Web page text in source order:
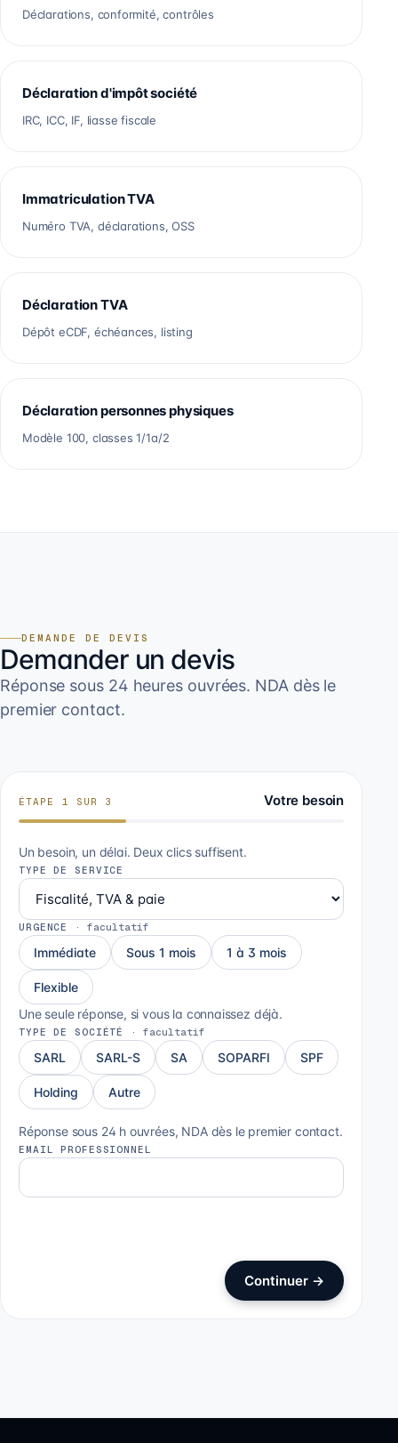
Déclarations, conformité, contrôles
Déclaration d'impôt société
IRC, ICC, IF, liasse fiscale
Immatriculation TVA
Numéro TVA, déclarations, OSS
Déclaration TVA
Dépôt eCDF, échéances, listing
Déclaration personnes physiques
Modèle 100, classes 1/1a/2
DEMANDE DE DEVIS
Demander un devis
Réponse sous 24 heures ouvrées. NDA dès le
premier contact.
ÉTAPE 1 SUR 3 Votre besoin
Un besoin, un délai. Deux clics suffisent.
TYPE DE SERVICE
URGENCE ·facultatif
Immédiate Sous 1 mois 1 à 3 mois
Flexible
Une seule réponse, si vous la connaissez déjà.
TYPE DE SOCIÉTÉ ·facultatif
SARL SARL-S SA SOPARFI SPF
Holding Autre
Réponse sous 24 h ouvrées, NDA dès le premier contact.
EMAIL PROFESSIONNEL
Continuer →